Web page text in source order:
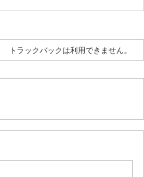
トラックバックは利用できません。